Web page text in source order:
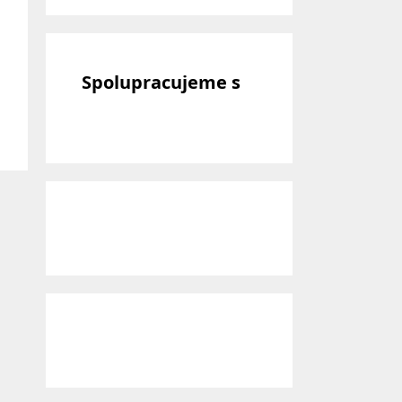
Spolupracujeme s